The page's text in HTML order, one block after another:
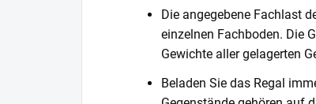
Die angegebene Fachlast
einzelnen Fachboden. Die
Gewichte aller gelagerten
Beladen Sie das Regal